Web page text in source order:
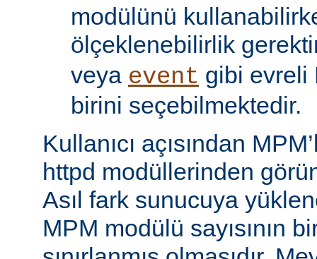
modülünü
ölçeklenebilirlik
veya event gibi evreli
birini seçebilmektedir.
Kullanıcı açısından
httpd modüllerinden
Asıl fark sunucuya
MPM modülü sayısının